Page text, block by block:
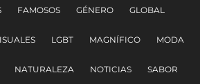
FAMOSOS GÉNERO GLOBAL
LGBT MAGNÍFICO MODA
NATURALEZA NOTICIAS SABOR